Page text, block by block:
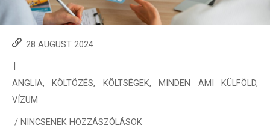
28 AUGUST 2024
ANGLIA, KÖLTÖZÉS, KÖLTSÉGEK, MINDEN AMI KÜLFÖLD,
VÍZUM
/ NINCSENEK HOZZÁSZÓLÁSOK